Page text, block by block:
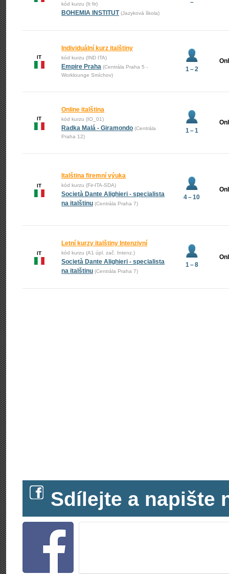
kód kurzu (It fir)
BOHEMIA INSTITUT (Jazyková škola)
–
IT
Individuální kurz italštiny
kód kurzu (IND ITA)
Empire Praha (Centrála Praha 5 -
Worklounge Smíchov)
1 – 2
IT
Online italština
kód kurzu (IO_01)
Radka Malá - Giramondo (Centrála
Praha 12)
1 – 1
IT
Italština firemní výuka
kód kurzu (Fir-ITA-SDA)
Società Dante Alighieri - specialista
na italštinu (Centrála Praha 7)
4 – 10
IT
Letní kurzy italštiny Intenzivní
kód kurzu (A1 úpl. zač. Intenz.)
Società Dante Alighieri - specialista
na italštinu (Centrála Praha 7)
1 – 8
Sdílejte a napište